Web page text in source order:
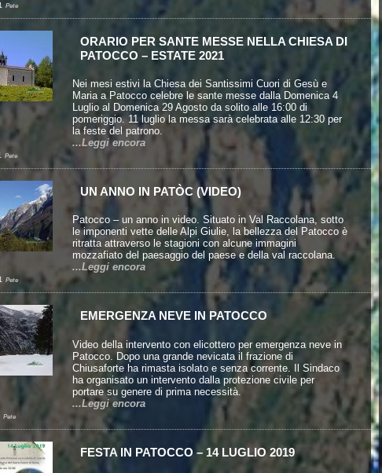
Pete
ORARIO PER SANTE MESSE NELLA CHIESA DI
PATOCCO – ESTATE 2021
Nei mesi estivi la Chiesa dei Santissimi Cuori di Gesù e
Maria a Patocco celebre le sante messe dalla Domenica 4
Luglio al Domenica 29 Agosto da solito alle 16:00 di
pomeriggio. 11 luglio la messa sarà celebrata alle 12:30 per
la feste del patrono.
...Leggi encora
Pete
UN ANNO IN PATÒC (VIDEO)
Patocco – un anno in video. Situato in Val Raccolana, sotto
le imponenti vette delle Alpi Giulie, la bellezza del Patocco è
ritratta attraverso le stagioni con alcune immagini
mozzafiato del paesaggio del paese e della val raccolana.
...Leggi encora
Pete
EMERGENZA NEVE IN PATOCCO
Video della intervento con elicottero per emergenza neve in
Patocco. Dopo una grande nevicata il frazione di
Chiusaforte ha rimasta isolato e senza corrente. Il Sindaco
ha organisato un intervento dalla protezione civile per
portare su genere di prima necessità.
...Leggi encora
Pete
FESTA IN PATOCCO – 14 LUGLIO 2019